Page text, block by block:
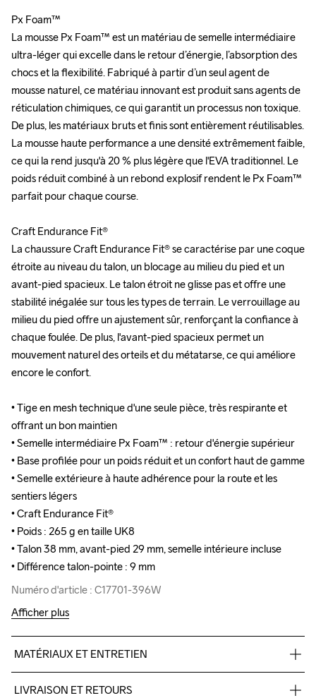
Px Foam™
La mousse Px Foam™ est un matériau de semelle intermédiaire
ultra-léger qui excelle dans le retour d’énergie, l’absorption des
chocs et la flexibilité. Fabriqué à partir d’un seul agent de
mousse naturel, ce matériau innovant est produit sans agents de
réticulation chimiques, ce qui garantit un processus non toxique.
De plus, les matériaux bruts et finis sont entièrement réutilisables.
La mousse haute performance a une densité extrêmement faible,
ce qui la rend jusqu'à 20 % plus légère que l'EVA traditionnel. Le
poids réduit combiné à un rebond explosif rendent le Px Foam™
parfait pour chaque course.
Craft Endurance Fit®
La chaussure Craft Endurance Fit® se caractérise par une coque
étroite au niveau du talon, un blocage au milieu du pied et un
avant-pied spacieux. Le talon étroit ne glisse pas et offre une
stabilité inégalée sur tous les types de terrain. Le verrouillage au
milieu du pied offre un ajustement sûr, renforçant la confiance à
chaque foulée. De plus, l'avant-pied spacieux permet un
mouvement naturel des orteils et du métatarse, ce qui améliore
encore le confort.
• Tige en mesh technique d'une seule pièce, très respirante et
offrant un bon maintien
• Semelle intermédiaire Px Foam™ : retour d'énergie supérieur
• Base profilée pour un poids réduit et un confort haut de gamme
• Semelle extérieure à haute adhérence pour la route et les
sentiers légers
• Craft Endurance Fit®
• Poids : 265 g en taille UK8
• Talon 38 mm, avant-pied 29 mm, semelle intérieure incluse
• Différence talon-pointe : 9 mm
Numéro d'article : C17701-396W
Px Foam™
La mousse Px Foam™ est un matériau de semelle intermédiaire
ultra-léger qui excelle dans le retour d’énergie, l’absorption des
chocs et la flexibilité. Fabriqué à partir d’un seul agent de
mousse naturel, ce matériau innovant est produit sans agents de
réticulation chimiques, ce qui garantit un processus non toxique.
De plus, les matériaux bruts et finis sont entièrement réutilisables.
La mousse haute performance a une densité extrêmement faible,
ce qui la rend jusqu'à 20 % plus légère que l'EVA traditionnel. Le
poids réduit combiné à un rebond explosif rendent le Px Foam™
parfait pour chaque course.
Craft Endurance Fit®
La chaussure Craft Endurance Fit® se caractérise par une coque
étroite au niveau du talon, un blocage au milieu du pied et un
avant-pied spacieux. Le talon étroit ne glisse pas et offre une
stabilité inégalée sur tous les types de terrain. Le verrouillage au
milieu du pied offre un ajustement sûr, renforçant la confiance à
chaque foulée. De plus, l'avant-pied spacieux permet un
mouvement naturel des orteils et du métatarse, ce qui améliore
encore le confort.
• Tige en mesh technique d'une seule pièce, très respirante et
offrant un bon maintien
• Semelle intermédiaire Px Foam™ : retour d'énergie supérieur
• Base profilée pour un poids réduit et un confort haut de gamme
• Semelle extérieure à haute adhérence pour la route et les
sentiers légers
• Craft Endurance Fit®
• Poids : 265 g en taille UK8
• Talon 38 mm, avant-pied 29 mm, semelle intérieure incluse
• Différence talon-pointe : 9 mm
Numéro d'article : C17701-396W
Afficher plus
MATÉRIAUX ET ENTRETIEN
LIVRAISON ET RETOURS